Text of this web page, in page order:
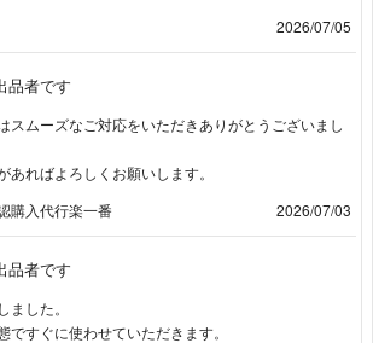
2026/07/05
品者です
スムーズなご対応をいただきありがとうございまし
あればよろしくお願いします。
購入代行楽一番
2026/07/03
品者です
ました。
ですぐに使わせていただきます。